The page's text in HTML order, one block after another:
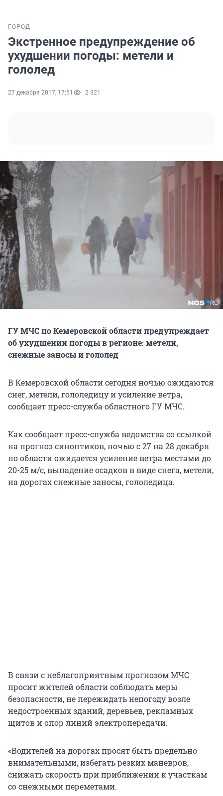
ГОРОД
Экстренное предупреждение об
ухудшении погоды: метели и
гололед
27 декабря 2017, 17:51 2 321
ГУ МЧС по Кемеровской области предупреждает
об ухудшении погоды в регионе: метели,
снежные заносы и гололед
В Кемеровской области сегодня ночью ожидаются
снег, метели, гололедицу и усиление ветра,
сообщает пресс-служба областного ГУ МЧС.
Как сообщает пресс-служба ведомства со ссылкой
на прогноз синоптиков, ночью с 27 на 28 декабря
по области ожидается усиление ветра местами до
20-25 м/с, выпадение осадков в виде снега, метели,
на дорогах снежные заносы, гололедица.
В связи с неблагоприятным прогнозом МЧС
просит жителей области соблюдать меры
безопасности, не пережидать непогоду возле
недостроенных зданий, деревьев, рекламных
щитов и опор линий электропередачи.
«Водителей на дорогах просят быть предельно
внимательными, избегать резких маневров,
снижать скорость при приближении к участкам
со снежными переметами.